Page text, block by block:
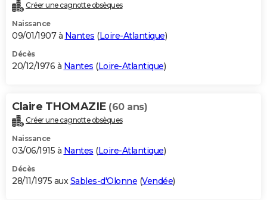
Créer une cagnotte obsèques
Naissance
09/01/1907 à Nantes (Loire-Atlantique)
Décès
20/12/1976 à Nantes (Loire-Atlantique)
Claire THOMAZIE (60 ans)
Créer une cagnotte obsèques
Naissance
03/06/1915 à Nantes (Loire-Atlantique)
Décès
28/11/1975 auxSables-d'Olonne (Vendée)